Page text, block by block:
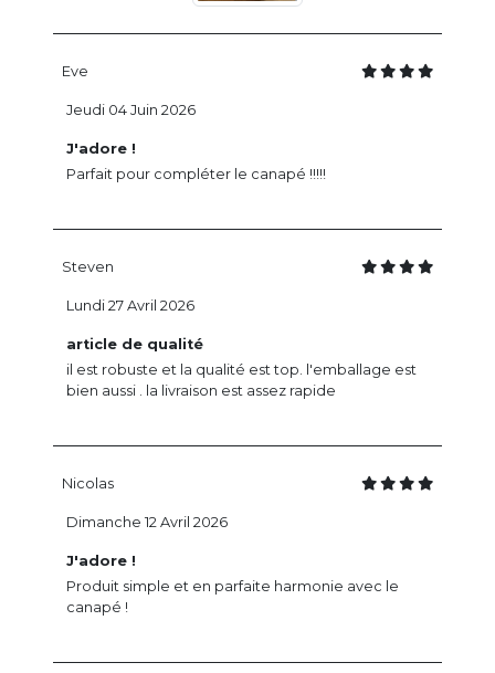
Eve
J'adore !
Parfait pour compléter le canapé !!!!!
Jeudi 04 Juin 2026
Steven
article de qualité
il est robuste et la qualité est top. l'emballage est
bien aussi . la livraison est assez rapide
Lundi 27 Avril 2026
Nicolas
J'adore !
Produit simple et en parfaite harmonie avec le
canapé !
Dimanche 12 Avril 2026